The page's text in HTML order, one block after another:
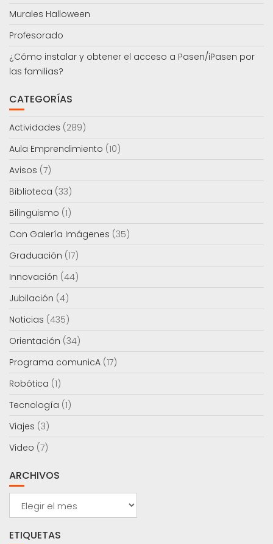
Murales Halloween
Profesorado
¿Cómo instalar y obtener el acceso a Pasen/iPasen por
las familias?
CATEGORÍAS
Actividades (289)
Aula Emprendimiento (10)
Avisos (7)
Biblioteca (33)
Bilingüismo (1)
Con Galería Imágenes (35)
Graduación (17)
Innovación (44)
Jubilación (4)
Noticias (435)
Orientación (34)
Programa comunicA (17)
Robótica (1)
Tecnología (1)
Viajes (3)
Video (7)
ARCHIVOS
ETIQUETAS